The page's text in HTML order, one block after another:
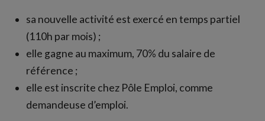
sa nouvelle activité est exercé en temps partiel
(110h par mois) ;
elle gagne au maximum, 70% du salaire de
référence ;
elle est inscrite chez Pôle Emploi, comme
demandeuse d’emploi.